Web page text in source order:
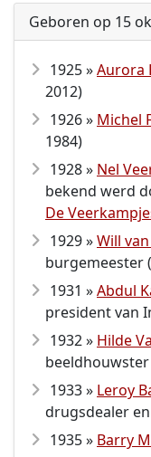
Geboren op 15
1925 »Aurora
2012)
1926 » Michel
1984)
1928 » Nel
bekend werd
De
1929 »Will
burgemeester
1931 »Abdul
president van
1932 » Hilde
beeldhouwster
1933 » Leroy
drugsdealer
1935 » Barry